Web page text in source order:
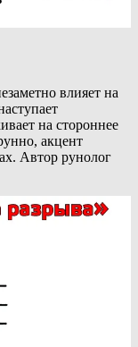
влияет на
на стороннее
акцент
Автор рунолог